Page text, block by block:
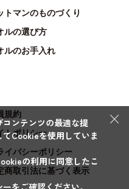
トマンのものづくり
ルの選び方
ルのお手入れ
規約
トポリシー
イバシーポリシー
商取引法に基づく表示
×
ンテンツの最適な提
Cookieを使用していま
の利用に同意したこ